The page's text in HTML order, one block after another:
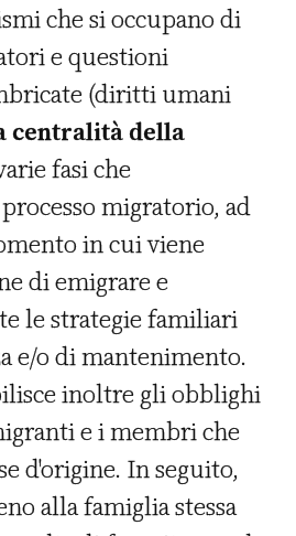
che si occupano di
e questioni
(diritti umani
centralità della
fasi che
migratorio, ad
in cui viene
di emigrare e
le strategie familiari
e/o di mantenimento.
inoltre gli obblighi
e i membri che
d'origine. In seguito,
alla famiglia stessa